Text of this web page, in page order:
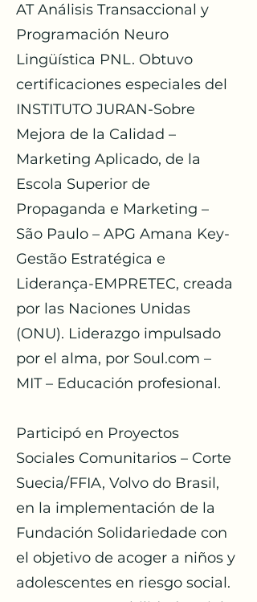
AT Análisis Transaccional y
Programación Neuro
Lingüística PNL. Obtuvo
certificaciones especiales del
INSTITUTO JURAN-Sobre
Mejora de la Calidad –
Marketing Aplicado, de la
Escola Superior de
Propaganda e Marketing –
São Paulo – APG Amana Key-
Gestão Estratégica e
Liderança-EMPRETEC, creada
por las Naciones Unidas
(ONU). Liderazgo impulsado
por el alma, por Soul.com –
MIT – Educación profesional.
Participó en Proyectos
Sociales Comunitarios – Corte
Suecia/FFIA, Volvo do Brasil,
en la implementación de la
Fundación Solidariedade con
el objetivo de acoger a niños y
adolescentes en riesgo social.